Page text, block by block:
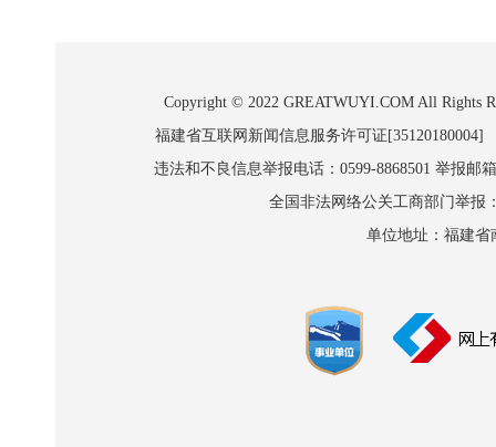
Copyright © 2022 GREATWUYI.COM All Rights
福建省互联网新闻信息服务许可证
违法和不良信息举报电话：0599-8868501 举报邮
全国非法网络公关工商部门举报
单位地址：福建省